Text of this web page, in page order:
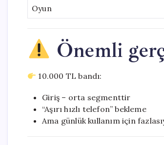
Oyun
Önemli
10.000 TL bandı:
Giriş – orta segmenttir
“Aşırı hızlı telefon” bekleme
Ama günlük kullanım için